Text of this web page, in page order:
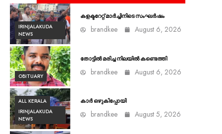
IRINJALAKUDA
NEWS
കളക്ടറേറ്റ് മാർച്ചിനിടെ സംഘർഷം
brandkee August 6, 2026
OBITUARY
തോട്ടിൽ മരിച്ച നിലയിൽ കണ്ടെത്തി
brandkee August 6, 2026
ALL KERALA
IRINJALAKUDA
NEWS
കാർ ഒഴുകിപ്പോയി
brandkee August 5, 2026